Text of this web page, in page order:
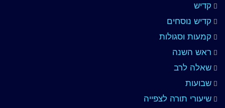
קדיש
קדיש נוסחים
קמעות וסגולות
ראש השנה
שאלה לרב
שבועות
שיעורי תורה לצפייה